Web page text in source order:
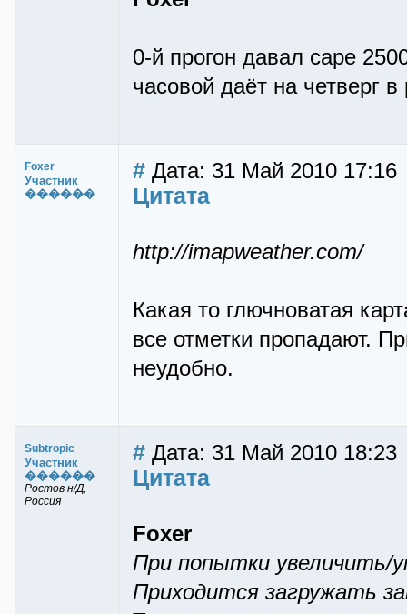
0-й прогон давал cape
часовой даёт на четверг
Foxer
Участник
������
# Дата: 31 Май 2010 17:16
Цитата
http://imapweather.com/
Какая то глючноватая
все отметки пропадают.
неудобно.
Subtropic
Участник
������
Ростов н/Д,
Россия
# Дата: 31 Май 2010 18:23
Цитата
Foxer
При попытки
Приходится загружать